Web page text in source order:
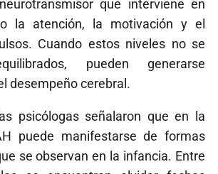
que interviene en
la atención, la motivación y el
Cuando estos niveles no se
pueden generarse
desempeño cerebral.
psicólogas señalaron que en la
puede manifestarse de formas
se observan en la infancia. Entre